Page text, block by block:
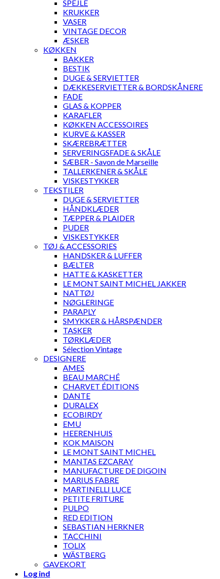
SPEJLE
KRUKKER
VASER
VINTAGE DECOR
ÆSKER
KØKKEN
BAKKER
BESTIK
DUGE & SERVIETTER
DÆKKESERVIETTER & BORDSKÅNERE
FADE
GLAS & KOPPER
KARAFLER
KØKKEN ACCESSOIRES
KURVE & KASSER
SKÆREBRÆTTER
SERVERINGSFADE & SKÅLE
SÆBER - Savon de Marseille
TALLERKENER & SKÅLE
VISKESTYKKER
TEKSTILER
DUGE & SERVIETTER
HÅNDKLÆDER
TÆPPER & PLAIDER
PUDER
VISKESTYKKER
TØJ & ACCESSORIES
HANDSKER & LUFFER
BÆLTER
HATTE & KASKETTER
LE MONT SAINT MICHEL JAKKER
NATTØJ
NØGLERINGE
PARAPLY
SMYKKER & HÅRSPÆNDER
TASKER
TØRKLÆDER
Sélection Vintage
DESIGNERE
AMES
BEAU MARCHÉ
CHARVET ÉDITIONS
DANTE
DURALEX
ECOBIRDY
EMU
HEERENHUIS
KOK MAISON
LE MONT SAINT MICHEL
MANTAS EZCARAY
MANUFACTURE DE DIGOIN
MARIUS FABRE
MARTINELLI LUCE
PETITE FRITURE
PULPO
RED EDITION
SEBASTIAN HERKNER
TACCHINI
TOLIX
WÄSTBERG
GAVEKORT
Log ind